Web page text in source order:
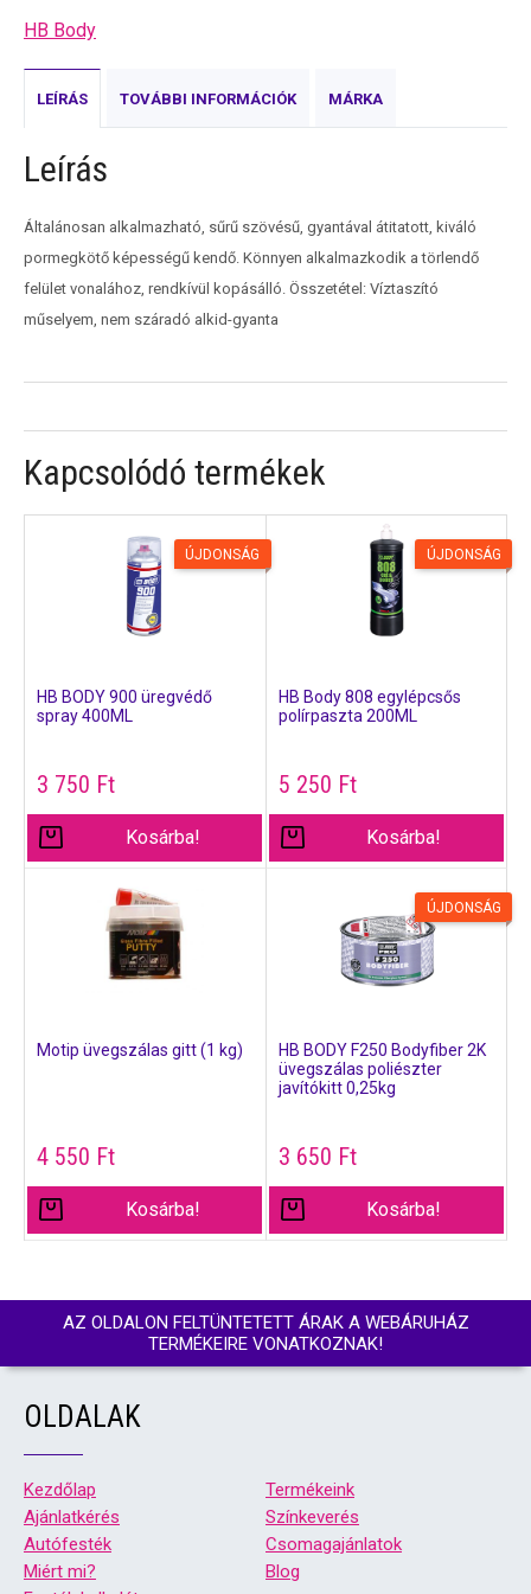
HB Body
LEÍRÁS TOVÁBBI INFORMÁCIÓK MÁRKA
Leírás
Általánosan alkalmazható, sűrű szövésű, gyantával átitatott, kiváló
pormegkötő képességű kendő. Könnyen alkalmazkodik a törlendő
felület vonalához, rendkívül kopásálló. Összetétel: Víztaszító
műselyem, nem száradó alkid-gyanta
Kapcsolódó termékek
ÚJDONSÁG
HB BODY 900 üregvédő
spray 400ML
3 750 Ft
Kosárba!
ÚJDONSÁG
HB Body 808 egylépcsős
polírpaszta 200ML
5 250 Ft
Kosárba!
Motip üvegszálas gitt (1 kg)
4 550 Ft
Kosárba!
ÚJDONSÁG
HB BODY F250 Bodyfiber 2K
üvegszálas poliészter
javítókitt 0,25kg
3 650 Ft
Kosárba!
AZ OLDALON FELTÜNTETETT ÁRAK A WEBÁRUHÁZ
TERMÉKEIRE VONATKOZNAK!
OLDALAK
Kezdőlap
Termékeink
Ajánlatkérés
Színkeverés
Autófesték
Csomagajánlatok
Miért mi?
Blog